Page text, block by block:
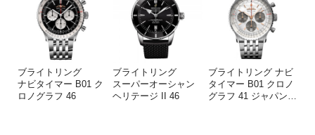
ブライトリング
ナビタイマー B01 ク
ロノグラフ 46
ブライトリング
スーパーオーシャン
ヘリテージ II 46
ブライトリング ナビ
タイマー B01 クロノ
グラフ 41 ジャパン